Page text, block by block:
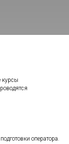
курсы
оператора.